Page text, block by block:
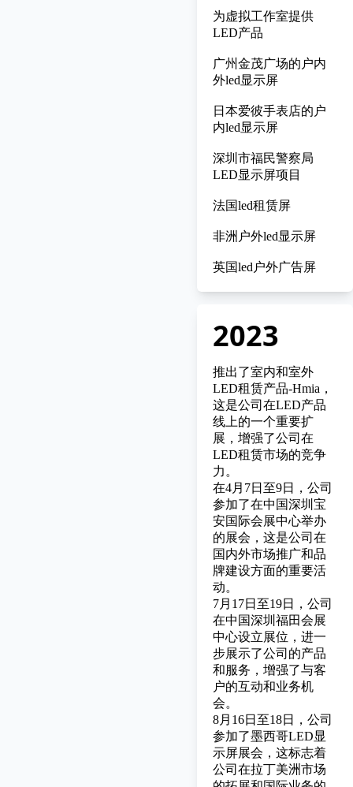
为虚拟工作室提供
LED产品
广州金茂广场的户内
外led显示屏
日本爱彼手表店的户
内led显示屏
深圳市福民警察局
LED显示屏项目
法国led租赁屏
非洲户外led显示屏
英国led户外广告屏
2023
推出了室内和室外
LED租赁产品-Hmia ，
这是公司在LED产品
线上的一个重要扩
展，增强了公司在
LED租赁市场的竞争
力。
在4月7日至9日，公司
参加了在中国深圳宝
安国际会展中心举办
的展会，这是公司在
国内外市场推广和品
牌建设方面的重要活
动。
7月17日至19日，公司
在中国深圳福田会展
中心设立展位，进一
步展示了公司的产品
和服务，增强了与客
户的互动和业务机
会。
8月16日至18日，公司
参加了墨西哥LED显
示屏展会，这标志着
公司在拉丁美洲市场